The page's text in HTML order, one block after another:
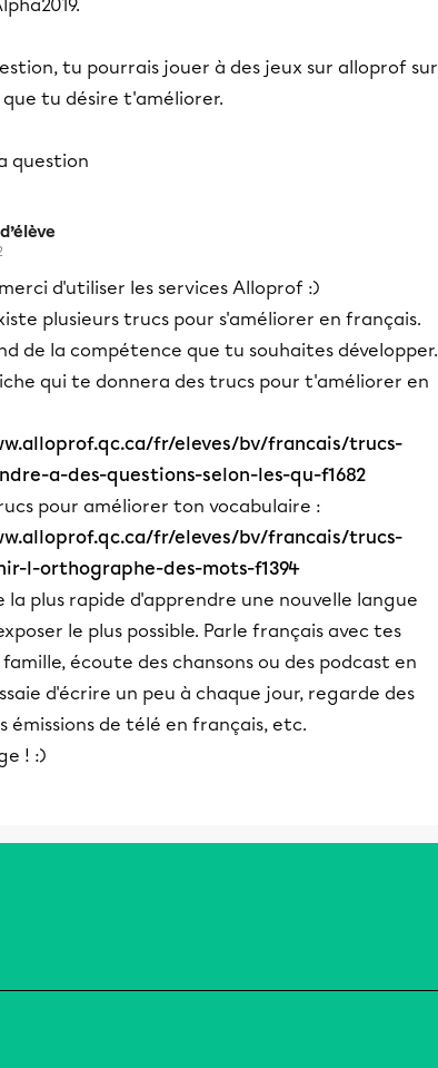
tu pourrais jouer à des jeux sur alloprof sur
tu désire t'améliorer.
question
d'utiliser les services Alloprof :)
plusieurs trucs pour s'améliorer en français.
de la compétence que tu souhaites développer.
qui te donnera des trucs pour t'améliorer en
fr/eleves/bv/francais/trucs-
a-des-questions-selon-les-qu-f1682
pour améliorer ton vocabulaire :
fr/eleves/bv/francais/trucs-
l-orthographe-des-mots-f1394
la plus rapide d'apprendre une nouvelle langue
le plus possible. Parle français avec tes
écoute des chansons ou des podcast en
d'écrire un peu à chaque jour, regarde des
émissions de télé en français, etc.
! :)